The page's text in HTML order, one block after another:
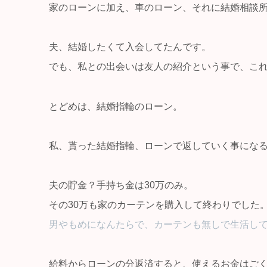
家のローンに加え、車のローン、それに結婚相談
夫、結婚したくて入会してたんです。
でも、私との出会いは友人の紹介という事で、こ
とどめは、結婚指輪のローン。
私、貰った結婚指輪、ローンで返していく事に
夫の貯金？手持ち金は30万のみ。
その30万も家のカーテンを購入して終わりでした
男やもめになんたらで、カーテンも無しで生活し
給料からローンの分返済すると、使えるお金はご